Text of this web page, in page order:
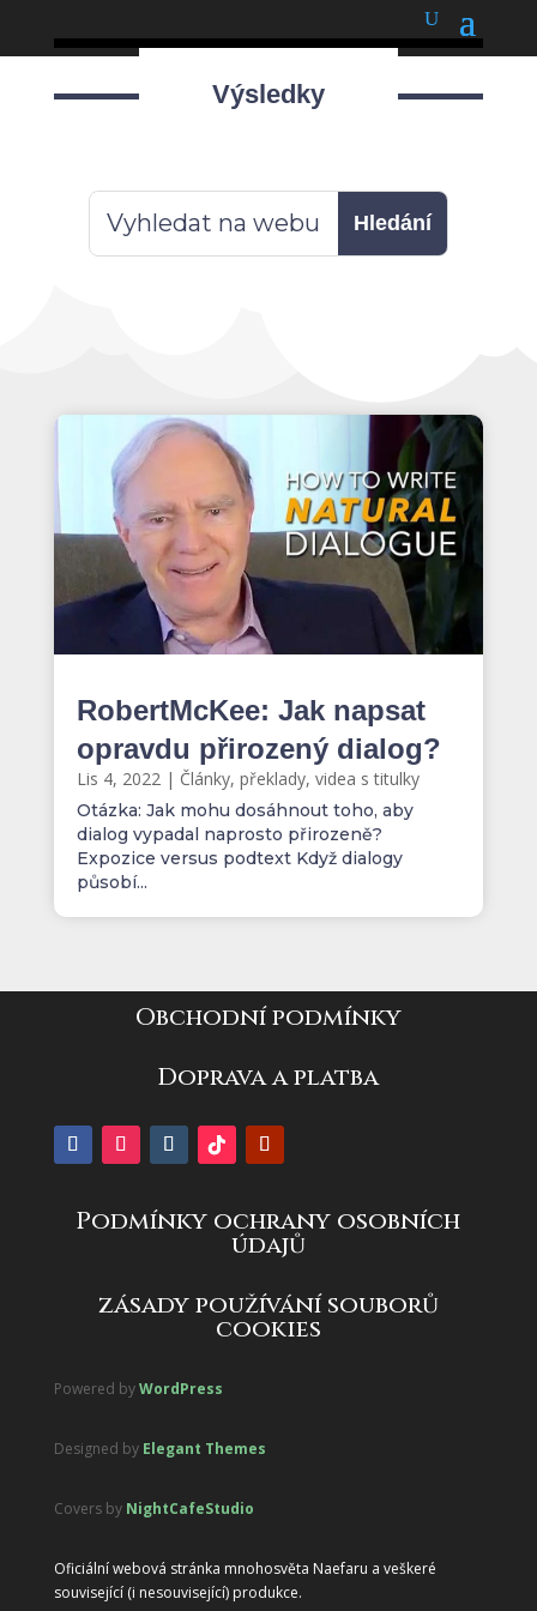
Výsledky
RobertMcKee: Jak napsat
opravdu přirozený dialog?
Lis 4, 2022| Články, překlady, videa s titulky
Otázka: Jak mohu dosáhnout toho, aby
dialog vypadal naprosto přirozeně?
Expozice versus podtext Když dialogy
působí...
Obchodní podmínky
Doprava a platba
Podmínky ochrany osobních
údajů
zásady používání souborů
cookies
Powered byWordPress
Designed by Elegant Themes
Covers by NightCafeStudio
Oficiální webová stránka mnohosvěta Naefaru a veškeré
související (i nesouvisející) produkce.